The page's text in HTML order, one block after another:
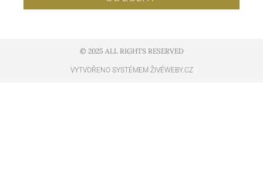
© 2025 ALL RIGHTS RESERVED​
VYTVOŘENO SYSTÉMEM ŽIVÉWEBY.CZ